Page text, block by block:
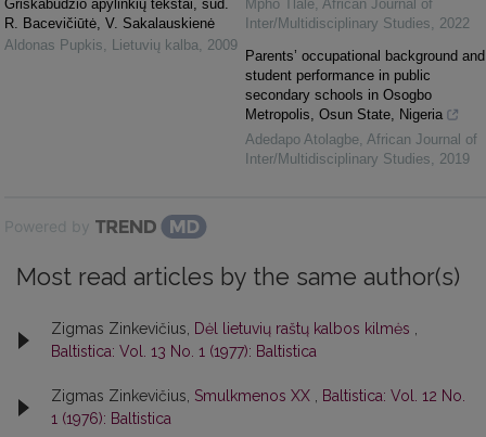
Griškabūdžio apylinkių tekstai, sud.
R. Bacevičiūtė, V. Sakalauskienė
Aldonas Pupkis
Lietuvių kalba 2009
Mpho Tlale African Journal of
Inter/Multidisciplinary Studies
2022
Parents’ occupational background and
student performance in public
secondary schools in Osogbo
Metropolis, Osun State, Nigeria
Adedapo Atolagbe African Journal of
Inter/Multidisciplinary Studies
2019
Powered by
Most read articles by the same author(s)
Zigmas Zinkevičius, Dėl lietuvių raštų kalbos kilmės
Baltistica: Vol. 13 No. 1 (1977): Baltistica
Zigmas Zinkevičius, Smulkmenos XX
Baltistica: Vol. 12 No.
1 (1976): Baltistica